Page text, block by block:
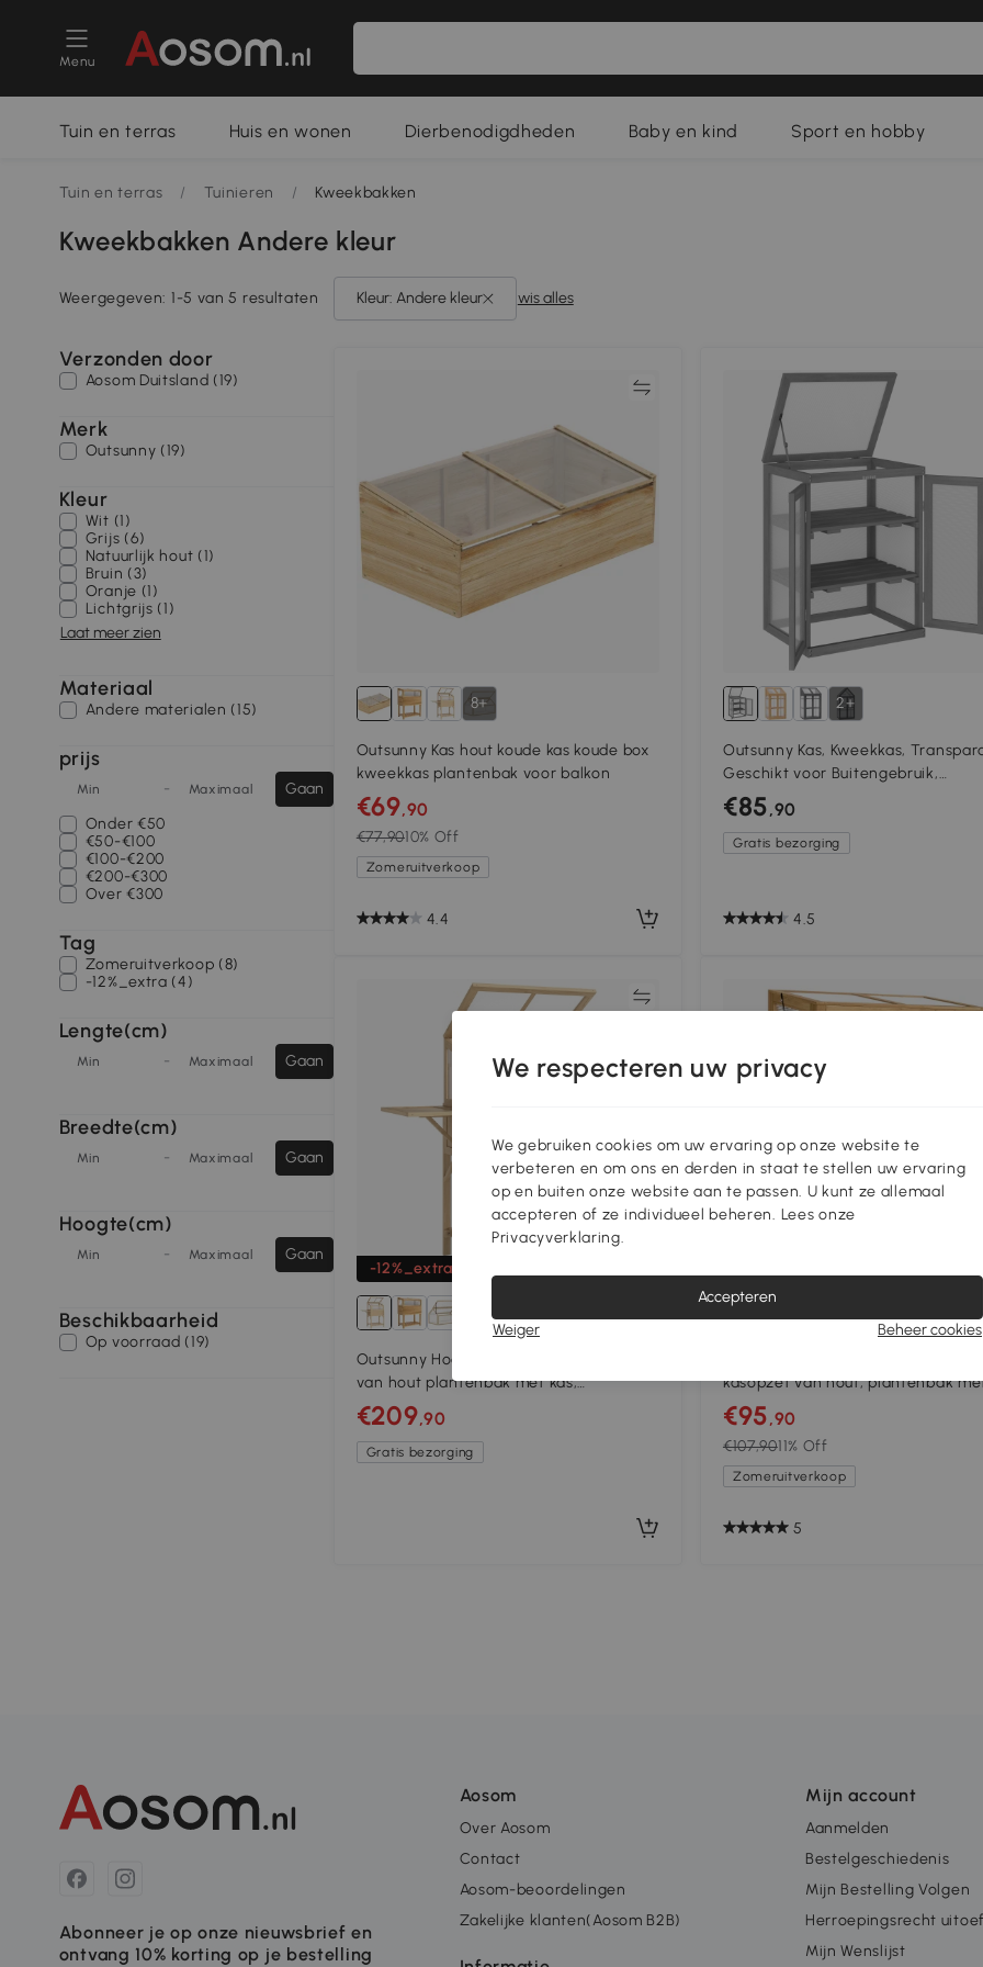
Menu
Tuin en terras Huis en wonen Dierbenodigdheden Baby en kind Sport en hobby
Tuin en terras / Tuinieren / Kweekbakken
Kweekbakken Andere kleur
Weergegeven: 1-5 van 5 resultaten wis alles
Kleur: Andere kleur
Verzonden door
Aosom Duitsland (19)
Merk
Outsunny (19)
Kleur
Wit (1)
Grijs (6)
Natuurlijk hout (1)
Bruin (3)
Oranje (1)
Lichtgrijs (1)
Laat meer zien
Materiaal
Andere materialen (15)
prijs
Min - Maximaal
Gaan
Onder €50
€50-€100
€100-€200
€200-€300
Over€300
Tag
Zomeruitverkoop (8)
-12%_extra (4)
Lengte(cm)
Min - Maximaal Gaan
Breedte(cm)
Min - Maximaal Gaan
Hoogte(cm)
Min - Maximaal Gaan
Beschikbaarheid
Op voorraad (19)
8+
Outsunny Kas hout koude kas koude box
kweekkas plantenbak voor balkon
€69,90
€77,9010% Off
Zomeruitverkoop
4.4
2+
Outsunny Kas, Kweekkas,
Geschikt voor Buitengebruik,
Hout+Polycarbonaat, 58 x 44 x 78cm
€85,90
Gratis bezorging
4.5
-12%_extra
Vergelijk
Outsunny Hoogbed met broeikasopzet
van hout plantenbak met kas,
inklapbare zijtafel en opbergruimte,
naturel hout
€209,90
Gratis bezorging
kasopzet van hout, plantenbak
opklapbare deksel, plank, voering,
ergonomisch
€95,90
€107,9011% Off
Zomeruitverkoop
5
Abonneer je op onze nieuwsbrief en
ontvang 10% korting op je bestelling
Aosom
Over Aosom
Contact
Aosom-beoordelingen
Zakelijke klanten(Aosom B2B)
Mijn account
Aanmelden
Bestelgeschiedenis
Mijn Bestelling Volgen
Herroepingsrecht
Mijn Wenslijst
We respecteren uw privacy
We gebruiken cookies om uw ervaring op onze website te
verbeteren en om ons en derden in staat te stellen uw ervaring
op en buiten onze website aan te passen. U kunt ze allemaal
accepteren of ze individueel beheren. Lees onze
Privacyverklaring.
Accepteren
Weiger
Beheer cookies